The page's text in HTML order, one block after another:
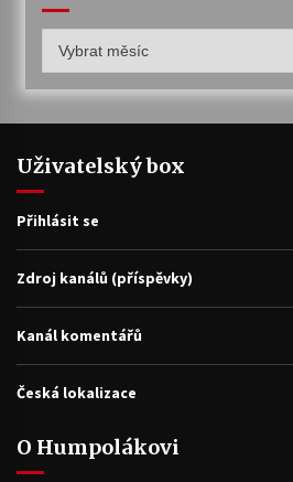
archiv
Uživatelský box
Přihlásit se
Zdroj kanálů (příspěvky)
Kanál komentářů
Česká lokalizace
O Humpolákovi